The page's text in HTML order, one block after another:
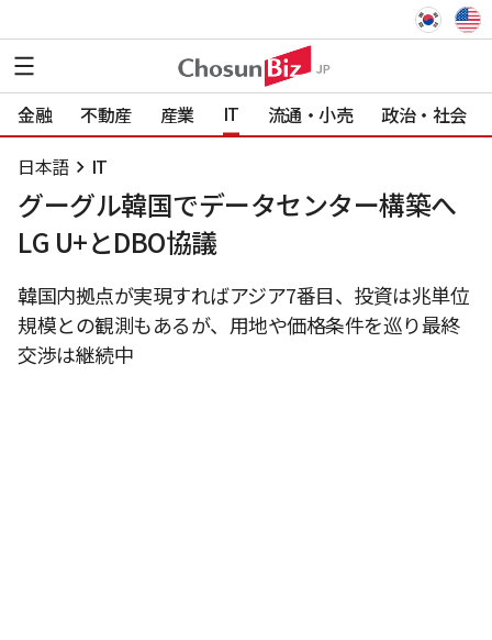
金融 不動産 産業 IT 流通・小売 政治・社会
日本語 IT
グーグル韓国でデータセンター構築へ
LG U+とDBO協議
韓国内拠点が実現すればアジア7番目、投資は兆単位
規模との観測もあるが、用地や価格条件を巡り最終
交渉は継続中